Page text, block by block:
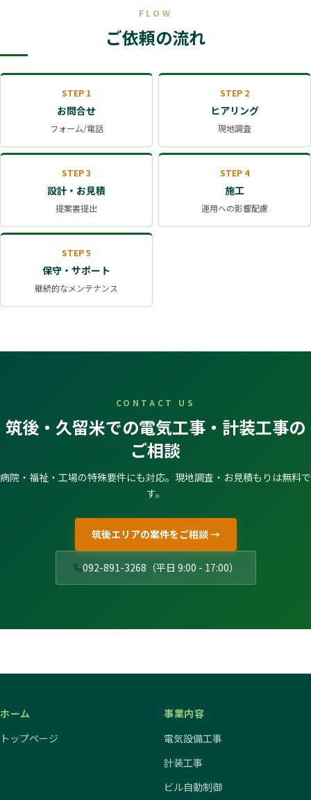
FLOW
ご依頼の流れ
STEP 1
お問合せ
フォーム/電話
STEP 2
ヒアリング
現地調査
STEP 3
設計・お見積
提案書提出
STEP 4
施工
運用への影響配慮
STEP 5
保守・サポート
継続的なメンテナンス
CONTACT US
筑後・久留米での電気工事・計装工事の
ご相談
病院・福祉・工場の特殊要件にも対応。現地調査・お見積もりは無料で
す。
筑後エリアの案件をご相談 →
092-891-3268（平日 9:00 - 17:00）
ホーム
トップページ
事業内容
電気設備工事
計装工事
ビル自動制御